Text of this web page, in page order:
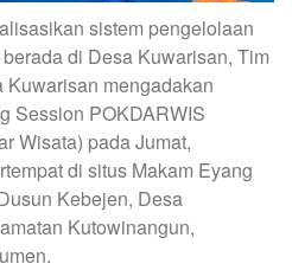
sistem pengelolaan
di Desa Kuwarisan, Tim
Kuwarisan mengadakan
Session POKDARWIS
Wisata) pada Jumat,
di situs Makam Eyang
Kebejen, Desa
Kutowinangun,